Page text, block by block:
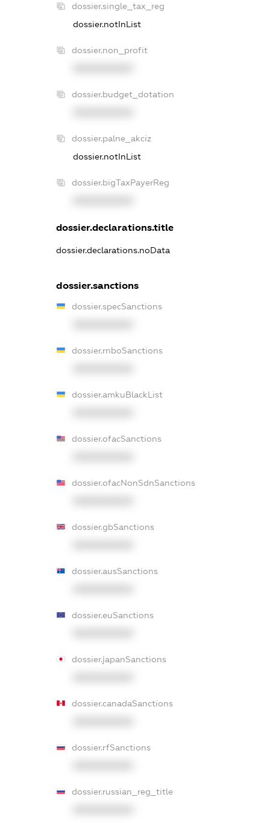
dossier.single_tax_reg
dossier.notInList
dossier.non_profit
dossier.budget_dotation
dossier.palne_akciz
dossier.notInList
dossier.bigTaxPayerReg
dossier.declarations.title
dossier.declarations.noData
dossier.sanctions
dossier.specSanctions
dossier.rnboSanctions
dossier.amkuBlackList
dossier.ofacSanctions
dossier.ofacNonSdnSanctions
dossier.gbSanctions
dossier.ausSanctions
dossier.euSanctions
dossier.japanSanctions
dossier.canadaSanctions
dossier.rfSanctions
dossier.russian_reg_title